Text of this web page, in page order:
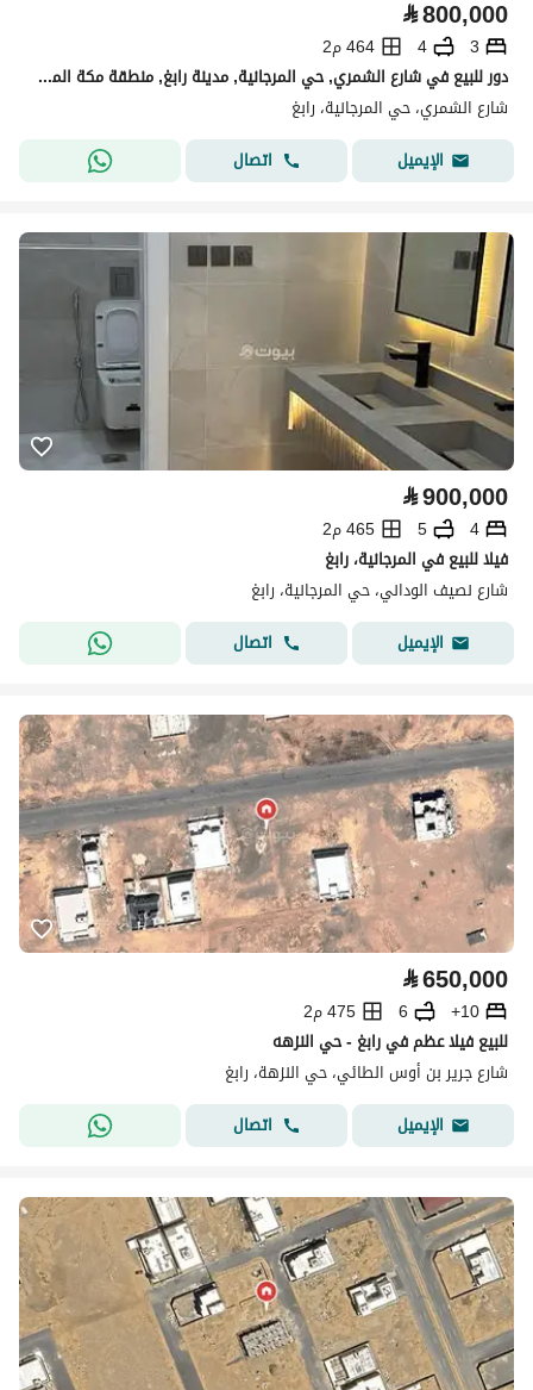
⃁800,000
3
4
464 م2
دور للبيع في شارع الشمري, حي المرجانية, مدينة رابغ, منطقة مكة المكرمة
شارع الشمري، حي المرجانية، رابغ
الإيميل
اتصال
⃁900,000
4
5
465 م2
فيلا للبيع في المرجانية، رابغ
شارع نصيف الوداني، حي المرجانية، رابغ
الإيميل
اتصال
⃁650,000
10+
6
475 م2
للبيع فيلا عظم في رابغ - حي النزهه
شارع جرير بن أوس الطائي، حي النزهة، رابغ
الإيميل
اتصال